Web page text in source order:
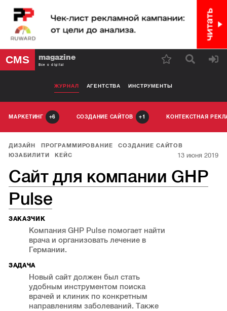
CMS magazine
Все о digital
ЖУРНАЛ АГЕНТСТВА ИНСТРУМЕНТЫ
МАРКЕТИНГ 6 СОЗДАНИЕ САЙТОВ 1 КОНТЕКСТНАЯ
ДИЗАЙН ПРОГРАММИРОВАНИЕ
СОЗДАНИЕ САЙТОВ
ЮЗАБИЛИТИ
КЕЙС 13 июня 2019
Сайт для компании GHP
Pulse
ЗАКАЗЧИК
Компания GHP Pulse помогает найти
врача и организовать лечение в
Германии.
ЗАДАЧА
Новый сайт должен был стать
удобным инструментом поиска
врачей и клиник по конкретным
направлениям заболеваний. Также